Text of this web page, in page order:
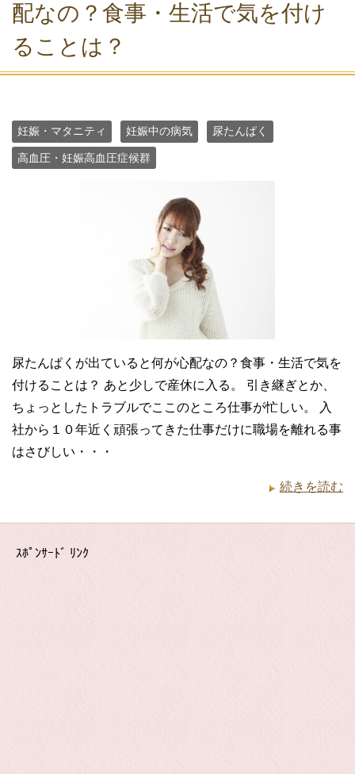
配なの？食事・生活で気を付け
ることは？
妊娠・マタニティ 妊娠中の病気 尿たんぱく
高血圧・妊娠高血圧症候群
尿たんぱくが出ていると何が心配なの？食事・生活で気を
付けることは？ あと少しで産休に入る。 引き継ぎとか、
ちょっとしたトラブルでここのところ仕事が忙しい。 入
社から１０年近く頑張ってきた仕事だけに職場を離れる事
はさびしい・・・
続きを読む
ｽﾎﾟﾝｻｰﾄﾞ ﾘﾝｸ